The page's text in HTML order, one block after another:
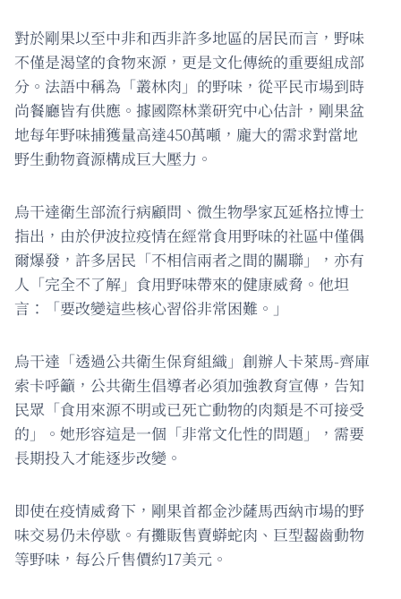
對於剛果以至中非和西非許多地區的居民而言，野味
不僅是渴望的食物來源，更是文化傳統的重要組成部
分。法語中稱為「叢林肉」的野味，從平民市場到時
尚餐廳皆有供應。據國際林業研究中心估計，剛果盆
地每年野味捕獲量高達450萬噸，龐大的需求對當地
野生動物資源構成巨大壓力。
烏干達衛生部流行病顧問、微生物學家瓦延格拉博士
指出，由於伊波拉疫情在經常食用野味的社區中僅偶
爾爆發，許多居民「不相信兩者之間的關聯」，亦有
人「完全不了解」食用野味帶來的健康威脅。他坦
言：「要改變這些核心習俗非常困難。」
烏干達「透過公共衛生保育組織」創辦人卡萊馬-齊庫
索卡呼籲，公共衛生倡導者必須加強教育宣傳，告知
民眾「食用來源不明或已死亡動物的肉類是不可接受
的」。她形容這是一個「非常文化性的問題」，需要
長期投入才能逐步改變。
即使在疫情威脅下，剛果首都金沙薩馬西納市場的野
味交易仍未停歇。有攤販售賣蟒蛇肉、巨型齧齒動物
等野味，每公斤售價約17美元。